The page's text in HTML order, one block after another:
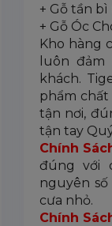
+ Gỗ tần bì
+ Gỗ Óc
Kho hàng
luôn
khách.
phẩm chất
tận nơi,
tận tay
Chính
đúng với
nguyên
cưa nhỏ.
Chính